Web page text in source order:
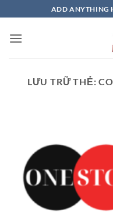
qua
nội
ADD ANYTHING
LƯU TRỮ THẺ: